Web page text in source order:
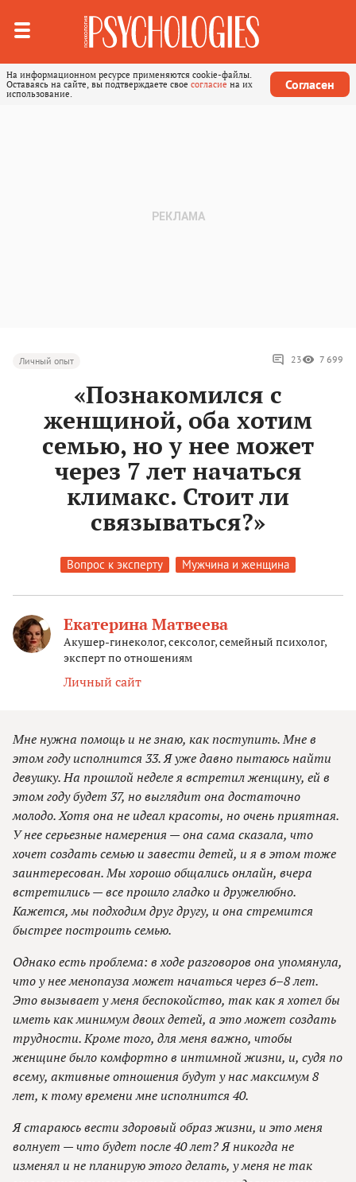
На информационном ресурсе применяются cookie-файлы.
Оставаясь на сайте, вы подтверждаете свое согласие на их
использование.
Согласен
Личный опыт 23 7 699
«Познакомился с
женщиной, оба хотим
семью, но у нее может
через 7 лет начаться
климакс. Стоит ли
связываться?»
Вопрос к эксперту Мужчина и женщина
Екатерина Матвеева
Акушер-гинеколог, сексолог, семейный психолог,
эксперт по отношениям
Личный сайт
Мне нужна помощь и не знаю, как поступить. Мне в
этом году исполнится 33. Я уже давно пытаюсь найти
девушку. На прошлой неделе я встретил женщину, ей в
этом году будет 37, но выглядит она достаточно
молодо. Хотя она не идеал красоты, но очень приятная.
У нее серьезные намерения — она сама сказала, что
хочет создать семью и завести детей, и я в этом тоже
заинтересован. Мы хорошо общались онлайн, вчера
встретились — все прошло гладко и дружелюбно.
Кажется, мы подходим друг другу, и она стремится
быстрее построить семью.
Однако есть проблема: в ходе разговоров она упомянула,
что у нее менопауза может начаться через 6–8 лет.
Это вызывает у меня беспокойство, так как я хотел бы
иметь как минимум двоих детей, а это может создать
трудности. Кроме того, для меня важно, чтобы
женщине было комфортно в интимной жизни, и, судя по
всему, активные отношения будут у нас максимум 8
лет, к тому времени мне исполнится 40.
Я стараюсь вести здоровый образ жизни, и это меня
волнует — что будет после 40 лет? Я никогда не
изменял и не планирую этого делать, у меня не так